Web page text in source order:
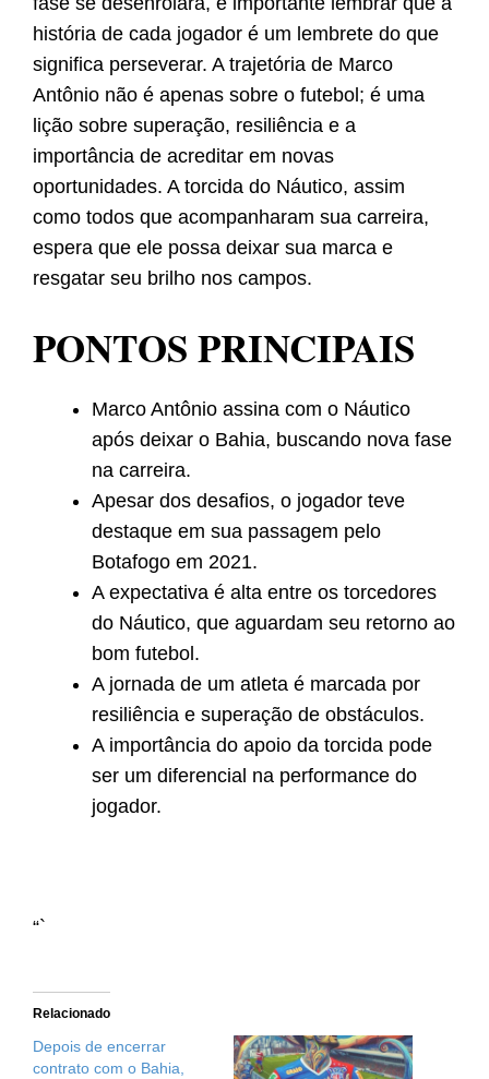
história de cada jogador é um lembrete do que
significa perseverar. A trajetória de Marco
Antônio não é apenas sobre o futebol; é uma
lição sobre superação, resiliência e a
importância de acreditar em novas
oportunidades. A torcida do Náutico, assim
como todos que acompanharam sua carreira,
espera que ele possa deixar sua marca e
resgatar seu brilho nos campos.
PONTOS PRINCIPAIS
Marco Antônio assina com o Náutico
após deixar o Bahia, buscando nova fase
na carreira.
Apesar dos desafios, o jogador teve
destaque em sua passagem pelo
Botafogo em 2021.
A expectativa é alta entre os torcedores
do Náutico, que aguardam seu retorno ao
bom futebol.
A jornada de um atleta é marcada por
resiliência e superação de obstáculos.
A importância do apoio da torcida pode
ser um diferencial na performance do
jogador.
“`
Relacionado
Depois de encerrar
contrato com o Bahia,